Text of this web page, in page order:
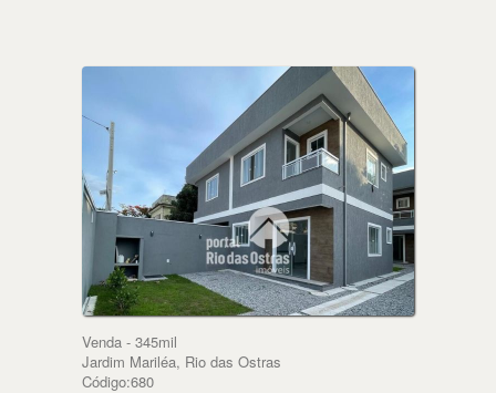
Venda - 345mil
Jardim Mariléa, Rio das Ostras
Código:680